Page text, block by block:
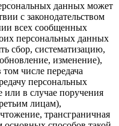
данных может
с законодательством
всех сообщенных
персональных данных
сбор, систематизацию,
изменение),
числе передача
персональных
в случае поручения
лицам),
трансграничная